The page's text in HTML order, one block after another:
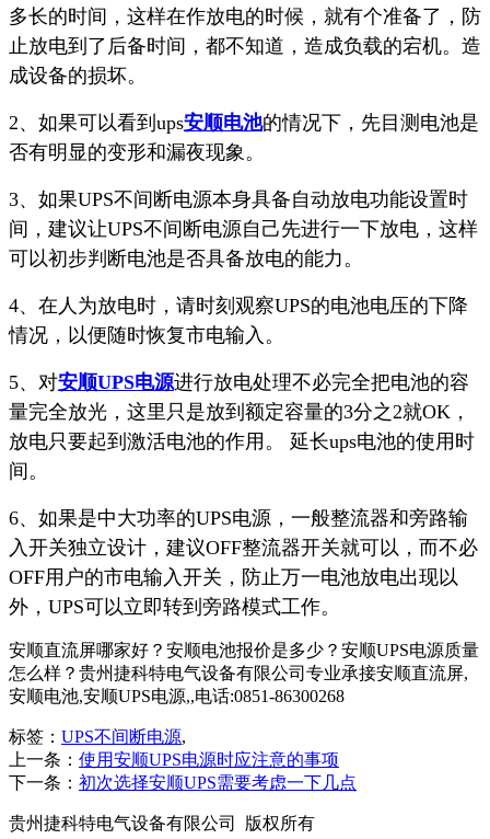
多长的时间，这样在作放电的时候，就有个准备了，防
止放电到了后备时间，都不知道，造成负载的宕机。造
成设备的损坏。
2、如果可以看到ups安顺电池的情况下，先目测电池是
否有明显的变形和漏夜现象。
3、如果UPS不间断电源本身具备自动放电功能设置时
间，建议让UPS不间断电源自己先进行一下放电，这样
可以初步判断电池是否具备放电的能力。
4、在人为放电时，请时刻观察UPS的电池电压的下降
情况，以便随时恢复市电输入。
5、对安顺UPS电源进行放电处理不必完全把电池的容
量完全放光，这里只是放到额定容量的3分之2就OK，
放电只要起到激活电池的作用。 延长ups电池的使用时
间。
6、如果是中大功率的UPS电源，一般整流器和旁路输
入开关独立设计，建议OFF整流器开关就可以，而不必
OFF用户的市电输入开关，防止万一电池放电出现以
外，UPS可以立即转到旁路模式工作。
安顺直流屏哪家好？安顺电池报价是多少？安顺UPS电源质量
怎么样？贵州捷科特电气设备有限公司专业承接安顺直流屏,
安顺电池,安顺UPS电源,,电话:0851-86300268
标签： UPS不间断电源,
上一条： 使用安顺UPS电源时应注意的事项
下一条： 初次选择安顺UPS需要考虑一下几点
贵州捷科特电气设备有限公司 版权所有